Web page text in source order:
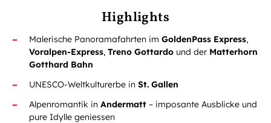
Highlights
Malerische Panoramafahrten im GoldenPass Express,
Voralpen-Express, Treno Gottardo und der Matterhorn
Gotthard Bahn
UNESCO-Weltkulturerbe in St. Gallen
Alpenromantik in Andermatt – imposante Ausblicke und
pure Idylle geniessen